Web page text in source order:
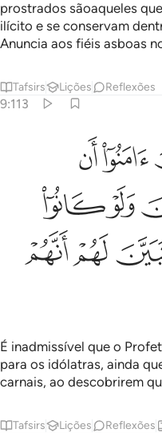
prostrados sãoaqueles
ilícito e se conservam
Anuncia aos fiéis asboas
Tafsirs Lições Reflexões
9:113
ولو كانوا اولي قربى
يَسْتَغْفِرُوا۟ لِلْمُشْرِكِينَ
ﱗﱘ
ﱛﱜ
ﱣﱤ
É inadmissível que o
para os idólatras, ainda
carnais, ao descobrirem
Tafsirs Lições Reflexões